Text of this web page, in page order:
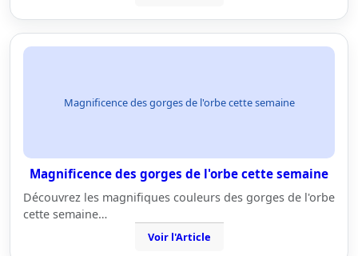
Magnificence des gorges de l'orbe cette semaine
Magnificence des gorges de l'orbe cette semaine
Découvrez les magnifiques couleurs des gorges de l'orbe
cette semaine…
Voir l'Article